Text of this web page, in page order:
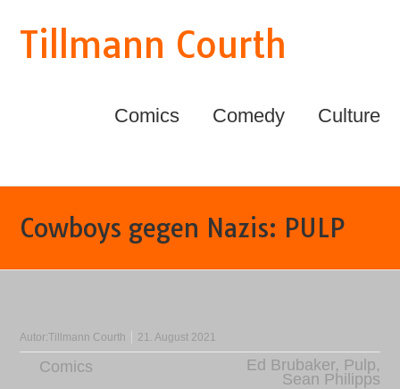
Tillmann Courth
Comics Comedy Culture
Cowboys gegen Nazis: PULP
Autor:Tillmann Courth 21. August 2021
Comics Ed Brubaker, Pulp,
Sean Philipps